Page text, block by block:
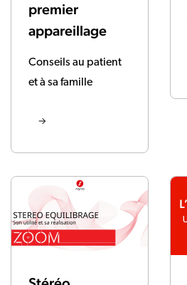
premier
appareillage
Conseils au patient
et à sa famille